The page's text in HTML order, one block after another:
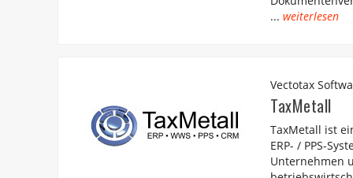
... weiterlesen
Vectotax
TaxMetall
TaxMetall ist
ERP- / PPS-
Unternehmen